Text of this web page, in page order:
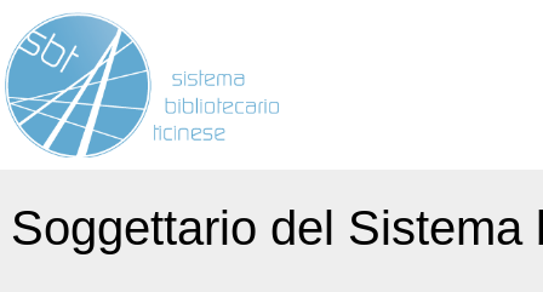
Soggettario del